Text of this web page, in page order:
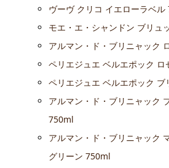
ヴーヴ クリコ イエローラベル
モエ・エ・シャンドン ブリュ
アルマン・ド・ブリニャック
ペリエジュエ ベルエポック
ペリエジュエ ベルエポック
アルマン・ド・ブリニャック
750ml
アルマン・ド・ブリニャック
グリーン 750ml